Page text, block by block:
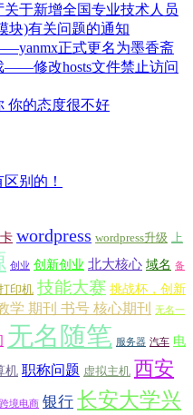
于新增全国专业技术人员
块)有关问题的通知
正式更名为墨香斋
——修改hosts文件禁止访问
你的态度很不好
别的！
wordpress wordpress升级 上
创业 创新创业 北大核心 域名 备
印机 技能大赛 挑战杯，创新
学 期刊 书号 核心期刊 无名一
无名随笔 服务器 汽车 电
机 职称问题 虚拟主机 西安
跨境电商 银行 长安大学兴